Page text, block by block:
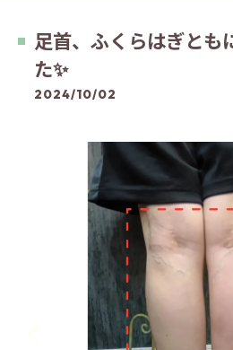
足首、ふくらはぎとも
た✨
2024/10/02